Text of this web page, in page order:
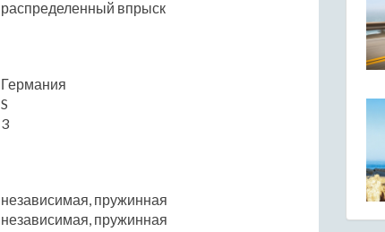
распределенный впрыск
Германия
S
3
независимая, пружинная
независимая, пружинная